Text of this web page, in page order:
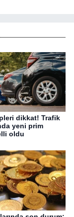
dikkat! Trafik
yeni prim
oldu